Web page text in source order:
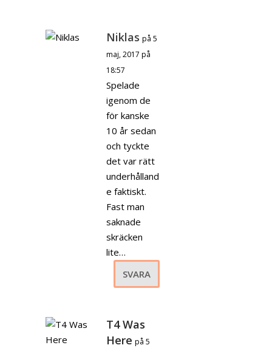
Niklas på 5
maj, 2017 på
18:57
Spelade
igenom de
för kanske
10 år sedan
och tyckte
det var rätt
underhålland
e faktiskt.
Fast man
saknade
skräcken
lite…
SVARA
T4 Was
Here på 5